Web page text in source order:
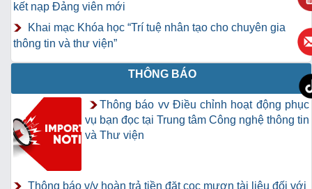
kết nạp Đảng viên mới
Khai mạc Khóa học “Trí tuệ nhân tạo cho chuyên gia
thông tin và thư viện”
THÔNG BÁO
Thông báo vv Điều chỉnh hoạt động phục
vụ bạn đọc tại Trung tâm Công nghệ thông tin
và Thư viện
Thông báo v/v hoàn trả tiền đặt cọc mượn tài liệu đối với